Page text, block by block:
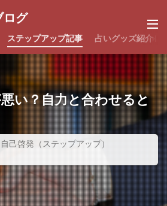
ログ
ステップアップ記事 占いグッズ紹介
い？自力と合わせると
自己啓発（ステップアップ）